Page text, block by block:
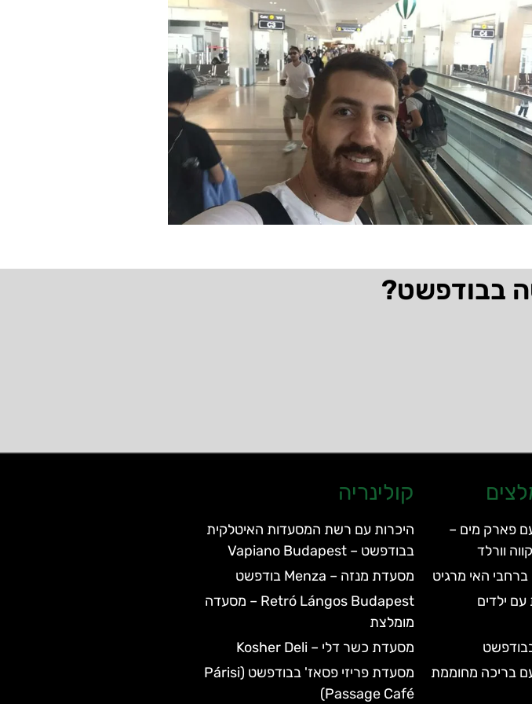
בבודפשט?
פארק מים –
וורלד
האי מרגיט
ילדים
בריכה מחוממת
קולינריה
היכרות עם רשת המסעדות האיטלקית
בבודפשט – Vapiano Budapest
מסעדת מנזה – Menza בודפשט
Retró Lángos Budapest – מסעדה
מומלצת
מסעדת כשר דלי – Kosher Deli
מסעדת פריזי פסאז' בבודפשט (Párisi
Passage Café)